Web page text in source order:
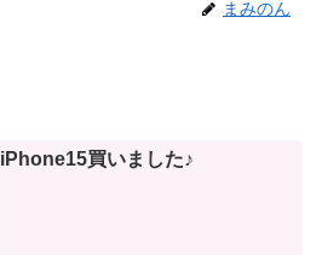
まみのん
iPhone15買いました♪